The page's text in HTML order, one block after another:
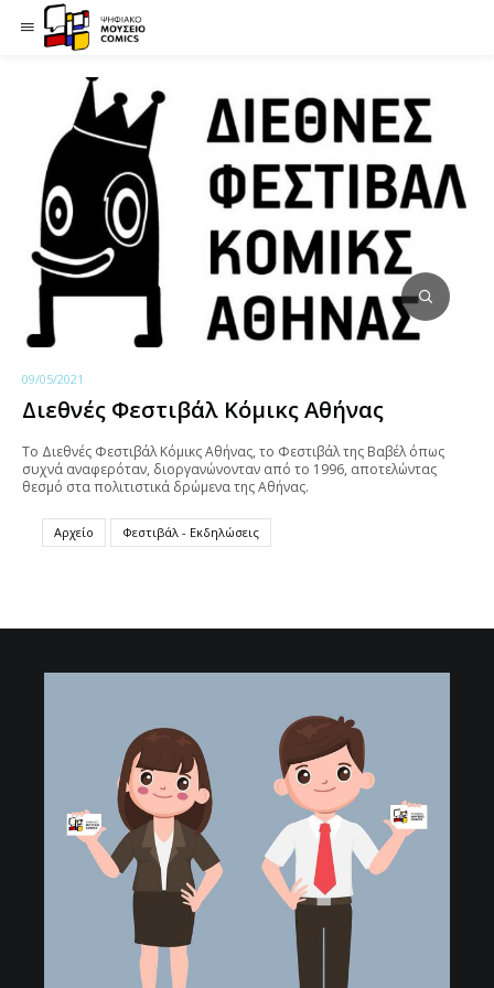
09/05/2021
Διεθνές Φεστιβάλ Κόμικς Αθήνας
Το Διεθνές Φεστιβάλ Κόμικς Αθήνας, το Φεστιβάλ της Βαβέλ όπως
συχνά αναφερόταν, διοργανώνονταν από το 1996, αποτελώντας
θεσμό στα πολιτιστικά δρώμενα της Αθήνας.
Αρχείο Φεστιβάλ - Εκδηλώσεις